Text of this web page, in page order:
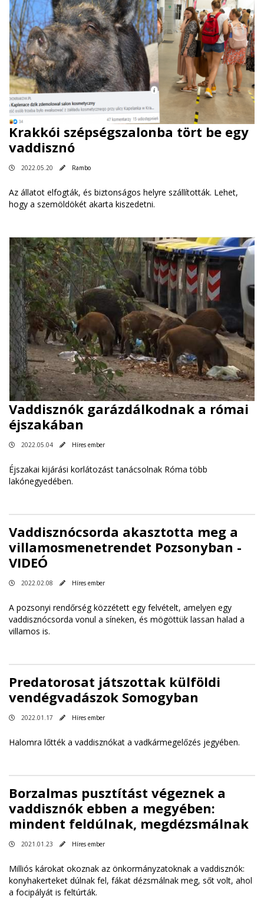
Krakkói szépségszalonba tört be egy
vaddisznó
2022.05.20 Rambo
Az állatot elfogták, és biztonságos helyre szállították. Lehet,
hogy a szemöldökét akarta kiszedetni.
Vaddisznók garázdálkodnak a római
éjszakában
2022.05.04 Híres ember
Éjszakai kijárási korlátozást tanácsolnak Róma több
lakónegyedében.
Vaddisznócsorda akasztotta meg a
villamosmenetrendet Pozsonyban -
VIDEÓ
2022.02.08 Híres ember
A pozsonyi rendőrség közzétett egy felvételt, amelyen egy
vaddisznócsorda vonul a síneken, és mögöttük lassan halad a
villamos is.
Predatorosat játszottak külföldi
vendégvadászok Somogyban
2022.01.17 Híres ember
Halomra lőtték a vaddisznókat a vadkármegelőzés jegyében.
Borzalmas pusztítást végeznek a
vaddisznók ebben a megyében:
mindent feldúlnak, megdézsmálnak
2021.01.23 Híres ember
Milliós károkat okoznak az önkormányzatoknak a vaddisznók:
konyhakerteket dúlnak fel, fákat dézsmálnak meg, sőt volt, ahol
a focipályát is feltúrták.